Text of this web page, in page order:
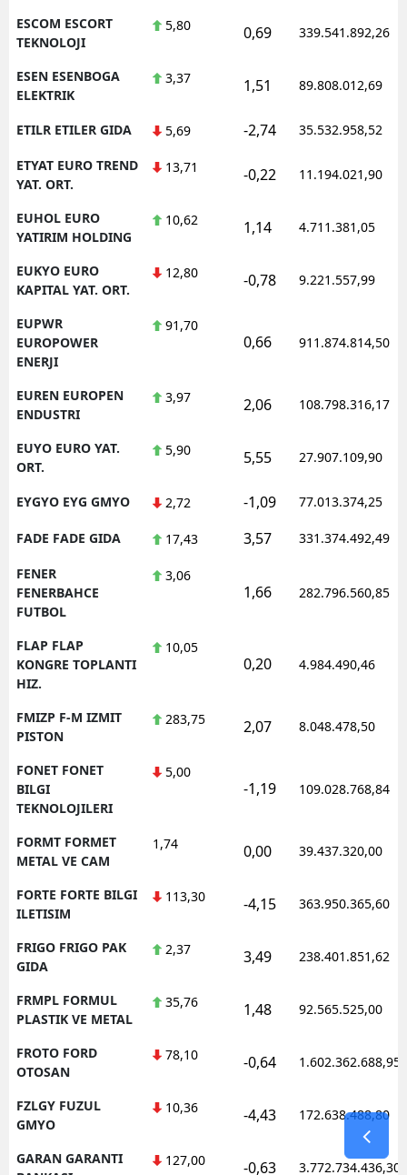
ESCOM ESCORT
TEKNOLOJI
5,80 0,69 339.541.892,26
ESEN ESENBOGA
ELEKTRIK
3,37 1,51 89.808.012,69
ETILR ETILER GIDA 5,69 -2,74 35.532.958,52
ETYAT EURO TREND
YAT. ORT.
13,71 -0,22 11.194.021,90
EUHOL EURO
YATIRIM HOLDING
10,62 1,14 4.711.381,05
EUKYO EURO
KAPITAL YAT. ORT.
12,80 -0,78 9.221.557,99
EUPWR
EUROPOWER
ENERJI
91,70
0,66 911.874.814,50
EUREN EUROPEN
ENDUSTRI
3,97 2,06 108.798.316,17
EUYO EURO YAT.
ORT.
5,90 5,55 27.907.109,90
EYGYO EYG GMYO 2,72 -1,09 77.013.374,25
FADE FADE GIDA 17,43 3,57 331.374.492,49
FENER
FENERBAHCE
FUTBOL
3,06
1,66 282.796.560,85
FLAP FLAP
KONGRE TOPLANTI
HIZ.
10,05
0,20 4.984.490,46
FMIZP F-M IZMIT
PISTON
283,75 2,07 8.048.478,50
FONET FONET
BILGI
TEKNOLOJILERI
5,00
-1,19 109.028.768,84
FORMT FORMET
METAL VE CAM
1,74 0,00 39.437.320,00
FORTE FORTE BILGI
ILETISIM
113,30 -4,15 363.950.365,60
FRIGO FRIGO PAK
GIDA
2,37 3,49 238.401.851,62
FRMPL FORMUL
PLASTIK VE METAL
35,76 1,48 92.565.525,00
FROTO FORD
OTOSAN
78,10 -0,64 1.602.362.688,95
FZLGY FUZUL
GMYO
10,36 -4,43 172.638.488,80
GARAN GARANTI
127,00 -0,63 3.772.734.436,30